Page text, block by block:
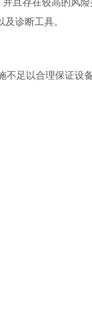
并且存在较高的风
诊断工具。
不足以合理保证设